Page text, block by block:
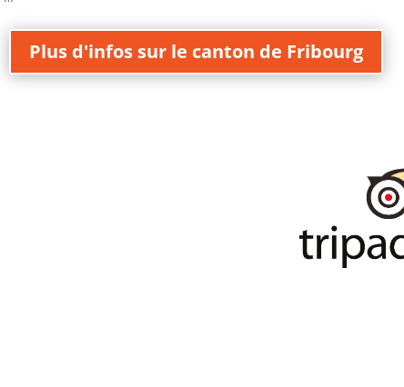
Plus d'infos sur le canton de Fribourg